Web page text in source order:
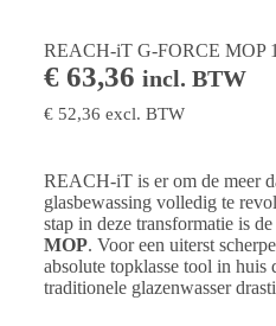
REACH-iT G-FORCE MOP
€63,36 incl. BTW
€52,36 excl. BTW
REACH-iT is er om de meer
glasbewassing volledig te
stap in deze transformatie is de
MOP. Voor een uiterst
absolute topklasse tool in huis
traditionele glazenwasser